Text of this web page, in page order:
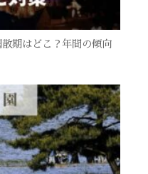
散期はどこ？年間の傾向